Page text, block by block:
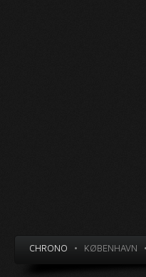
CHRONO • KØBENHAVN •